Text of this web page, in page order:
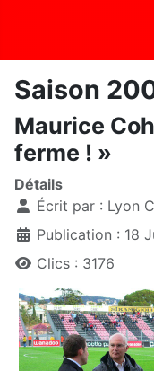
Saison
Maurice
ferme ! »
Détails
Écrit par : Lyon
Publication : 18
Clics : 3176